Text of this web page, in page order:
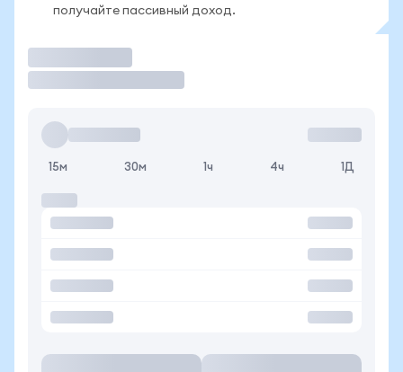
получайте пассивный доход.
15м 30м 1ч 4ч 1Д